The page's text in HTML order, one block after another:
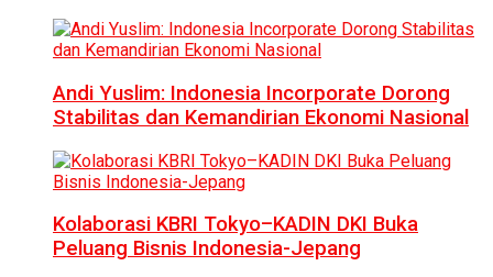
Andi Yuslim: Indonesia Incorporate Dorong
Stabilitas dan Kemandirian Ekonomi Nasional
Kolaborasi KBRI Tokyo–KADIN DKI Buka
Peluang Bisnis Indonesia-Jepang